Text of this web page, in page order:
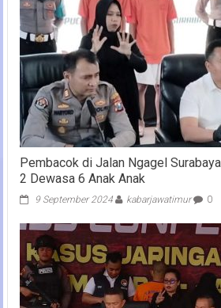
Pembacok di Jalan Ngagel
2 Dewasa 6 Anak Anak
9 September 2024 kabarjawatimur 0